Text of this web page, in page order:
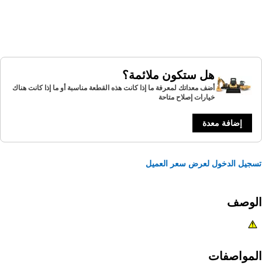
هل ستكون ملائمة؟
أضف معداتك لمعرفة ما إذا كانت هذه القطعة مناسبة أو ما إذا كانت هناك
خيارات إصلاح متاحة
إضافة معدة
الدخول لعرض سعر العميل